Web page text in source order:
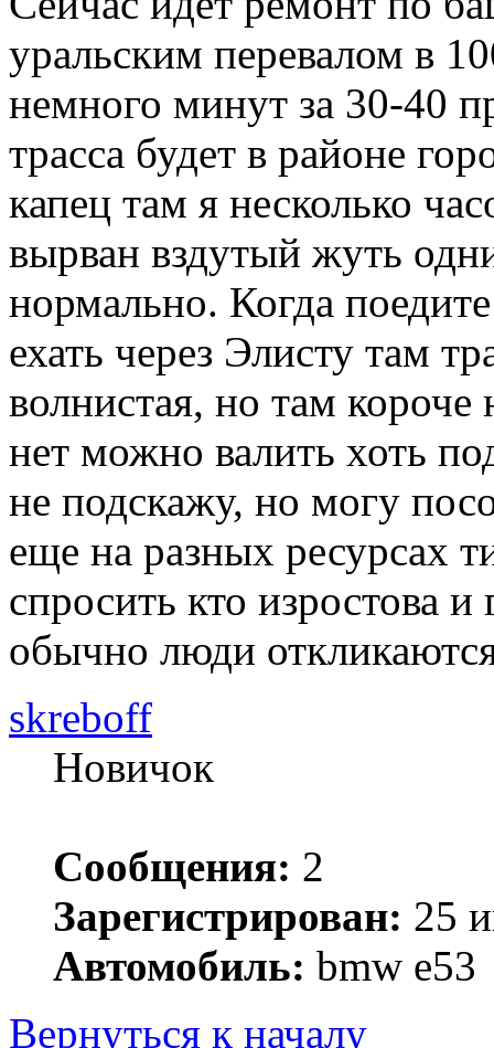
уральским перевалом в
немного минут за 30-40
трасса будет в районе
капец там я несколько
вырван вздутый жуть
нормально. Когда
ехать через Элисту там
волнистая, но там
нет можно валить хоть
не подскажу, но могу
еще на разных ресурсах
спросить кто изростова
обычно люди
skreboff
Новичок
Сообщения: 2
Зарегистрирован: 25
Автомобиль: bmw e53
Вернуться к началу